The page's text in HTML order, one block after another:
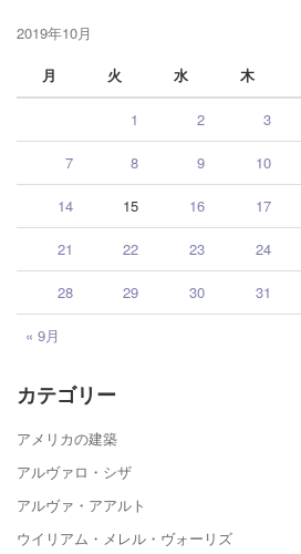
2019年10月
月
火 水 木
« 9月
1 2 3
7 8 9 10
14 15 16 17
21 22 23 24
28 29 30 31
カテゴリー
アメリカの建築
アルヴァロ・シザ
アルヴァ・アアルト
ウイリアム・メレル・ヴォーリズ